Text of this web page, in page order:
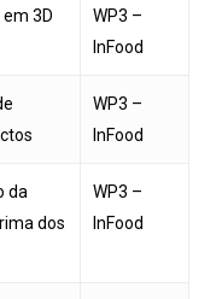
3D
WP3 –
InFood
WP3 –
InFood
da
dos
WP3 –
InFood